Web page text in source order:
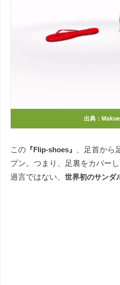
出典：
この 『Flip-shoes』
、足首から
プン。つまり、足裏をカバー
過言ではない、 世界初のサンダ